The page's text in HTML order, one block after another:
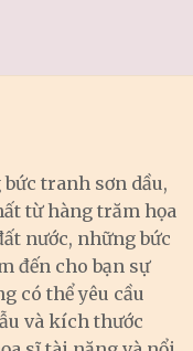
tranh sơn dầu,
từ hàng trăm họa
nước, những bức
đến cho bạn sự
có thể yêu cầu
và kích thước